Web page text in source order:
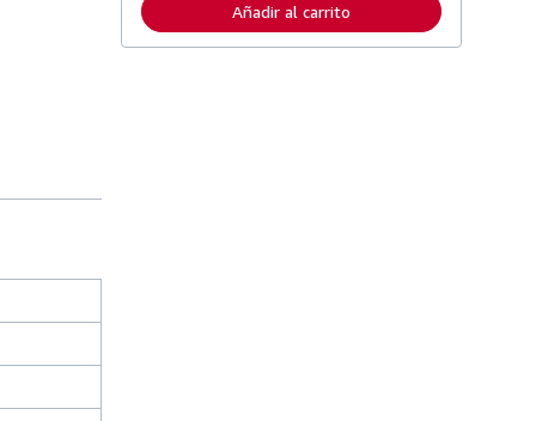
f
o
r
Añadir al carrito